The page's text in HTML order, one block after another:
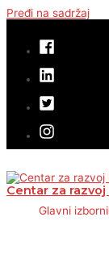
Pređi na sadržaj
Centar za
Glavni